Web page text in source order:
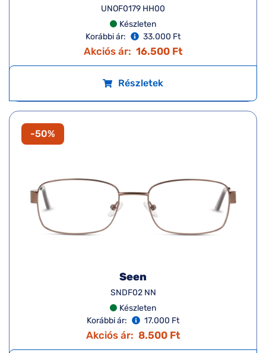
UNOF0179 HH00
Készleten
Korábbi ár:
33.000 Ft
Akciós ár: 16.500 Ft
Részletek
-50%
Seen
SNDF02 NN
Készleten
Korábbi ár:
17.000 Ft
Akciós ár: 8.500 Ft